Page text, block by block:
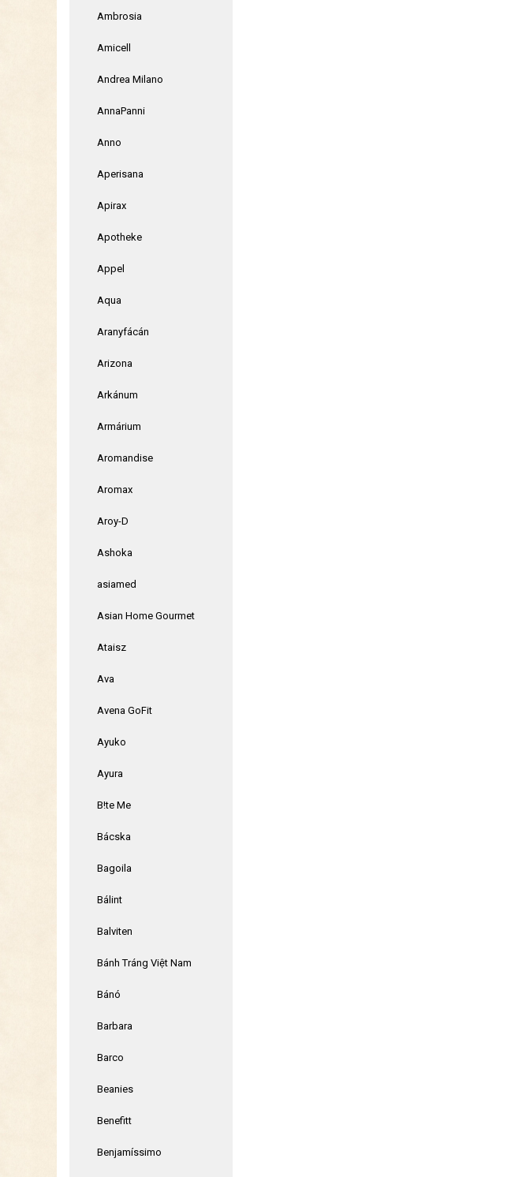
Ambrosia
Amicell
Andrea Milano
AnnaPanni
Anno
Aperisana
Apirax
Apotheke
Appel
Aqua
Aranyfácán
Arizona
Arkánum
Armárium
Aromandise
Aromax
Aroy-D
Ashoka
asiamed
Asian Home Gourmet
Ataisz
Ava
Avena GoFit
Ayuko
Ayura
B!te Me
Bácska
Bagoila
Bálint
Balviten
Bánh Tráng Việt Nam
Bánó
Barbara
Barco
Beanies
Benefitt
Benjamíssimo